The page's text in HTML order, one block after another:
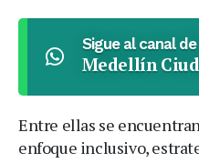
Sigue al canal
Medellín
Entre ellas se
enfoque inclusivo,